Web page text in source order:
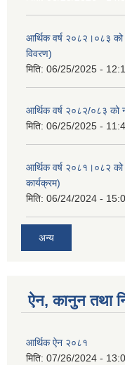
आर्थिक वर्ष २०८२।०८३
विवरण)
मिति: 06/25/2025 -
आर्थिक वर्ष २०८२/०८३ को
मिति: 06/25/2025 -
आर्थिक वर्ष २०८१।०८२
कार्यक्रम)
मिति: 06/24/2024 -
अन्य
ऐन, कानुन तथा
आर्थिक ऐन २०८१
मिति: 07/26/2024 -